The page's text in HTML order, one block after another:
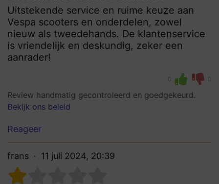
Uitstekende service en ruime keuze aan
Vespa scooters en onderdelen, zowel
nieuw als tweedehands. De klantenservice
is vriendelijk en deskundig, zeker een
aanrader!
0 0
Review handmatig gecontroleerd en goedgekeurd.
Bekijk ons beleid
Reageer
frans 11 juli 2024, 20:39